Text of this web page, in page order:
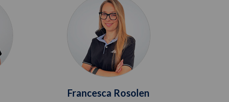
Francesca Rosolen